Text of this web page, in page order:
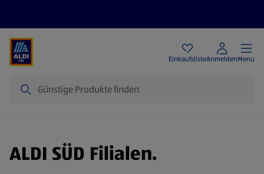
EinkaufslisteAnmeldenMenu
ALDI SÜD Filialen.